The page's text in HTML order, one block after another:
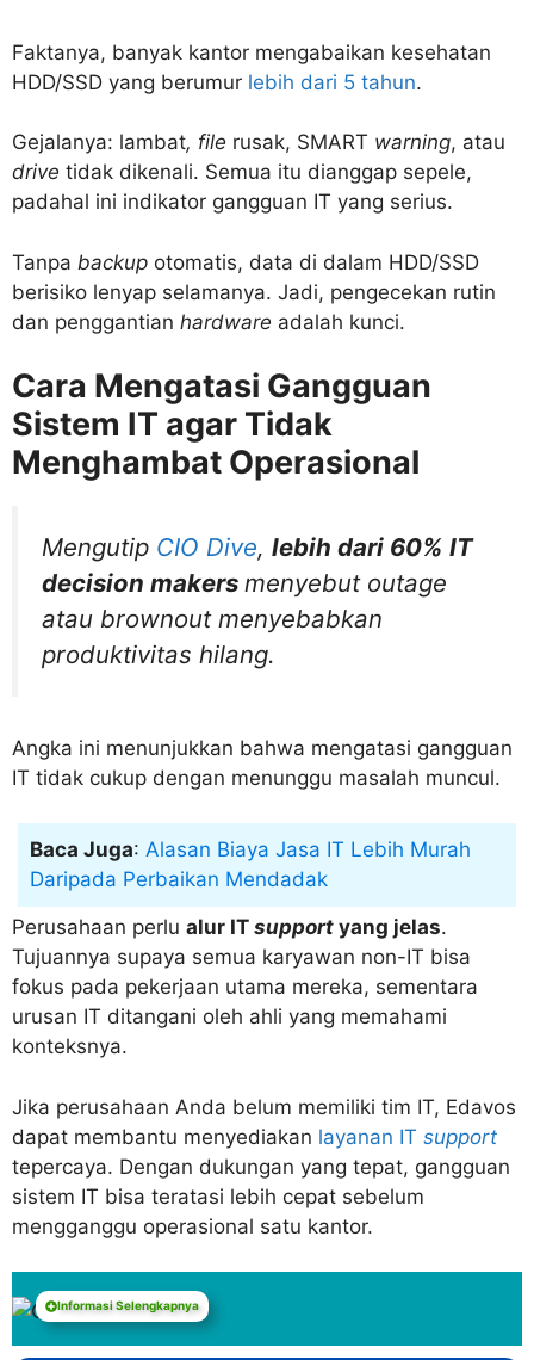
Faktanya, banyak kantor mengabaikan kesehatan
HDD/SSD yang berumur lebih dari 5 tahun.
Gejalanya: lambat, file rusak, SMART warning, atau
drive tidak dikenali. Semua itu dianggap sepele,
padahal ini indikator gangguan IT yang serius.
Tanpa backup otomatis, data di dalam HDD/SSD
berisiko lenyap selamanya. Jadi, pengecekan rutin
dan penggantian hardware adalah kunci.
Cara Mengatasi Gangguan
Sistem IT agar Tidak
Menghambat Operasional
Mengutip CIO Dive, lebih dari 60% IT
decision makers menyebut outage
atau brownout menyebabkan
produktivitas hilang.
Angka ini menunjukkan bahwa mengatasi gangguan
IT tidak cukup dengan menunggu masalah muncul.
Baca Juga: Alasan Biaya Jasa IT Lebih Murah
Daripada Perbaikan Mendadak
Perusahaan perlu alur IT support yang jelas.
Tujuannya supaya semua karyawan non-IT bisa
fokus pada pekerjaan utama mereka, sementara
urusan IT ditangani oleh ahli yang memahami
konteksnya.
Jika perusahaan Anda belum memiliki tim IT, Edavos
dapat membantu menyediakan layanan IT support
tepercaya. Dengan dukungan yang tepat, gangguan
sistem IT bisa teratasi lebih cepat sebelum
mengganggu operasional satu kantor.
Informasi Selengkapnya